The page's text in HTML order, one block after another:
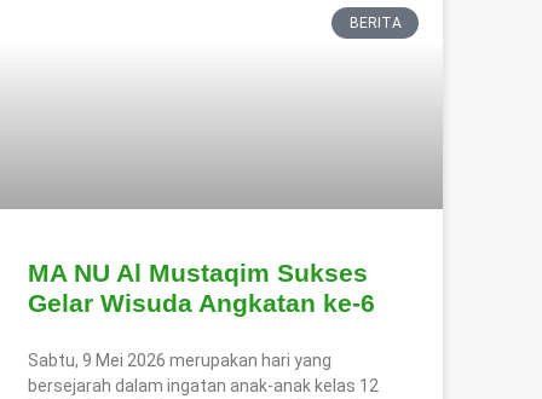
BERITA
MA NU Al Mustaqim Sukses
Gelar Wisuda Angkatan ke-6
Sabtu, 9 Mei 2026 merupakan hari yang
bersejarah dalam ingatan anak-anak kelas 12